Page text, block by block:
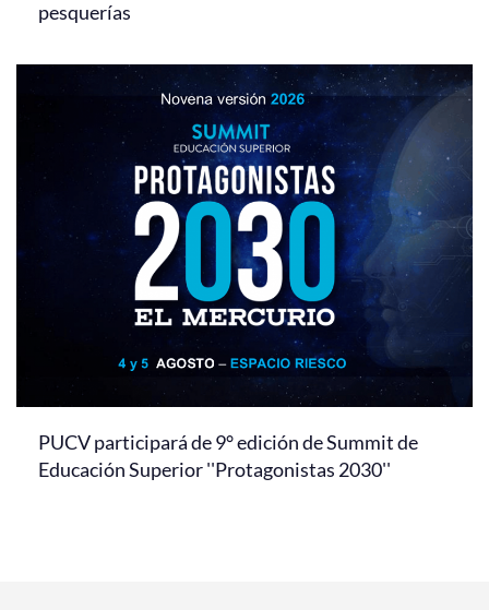
pesquerías
PUCV participará de 9° edición de Summit de
Educación Superior ''Protagonistas 2030''